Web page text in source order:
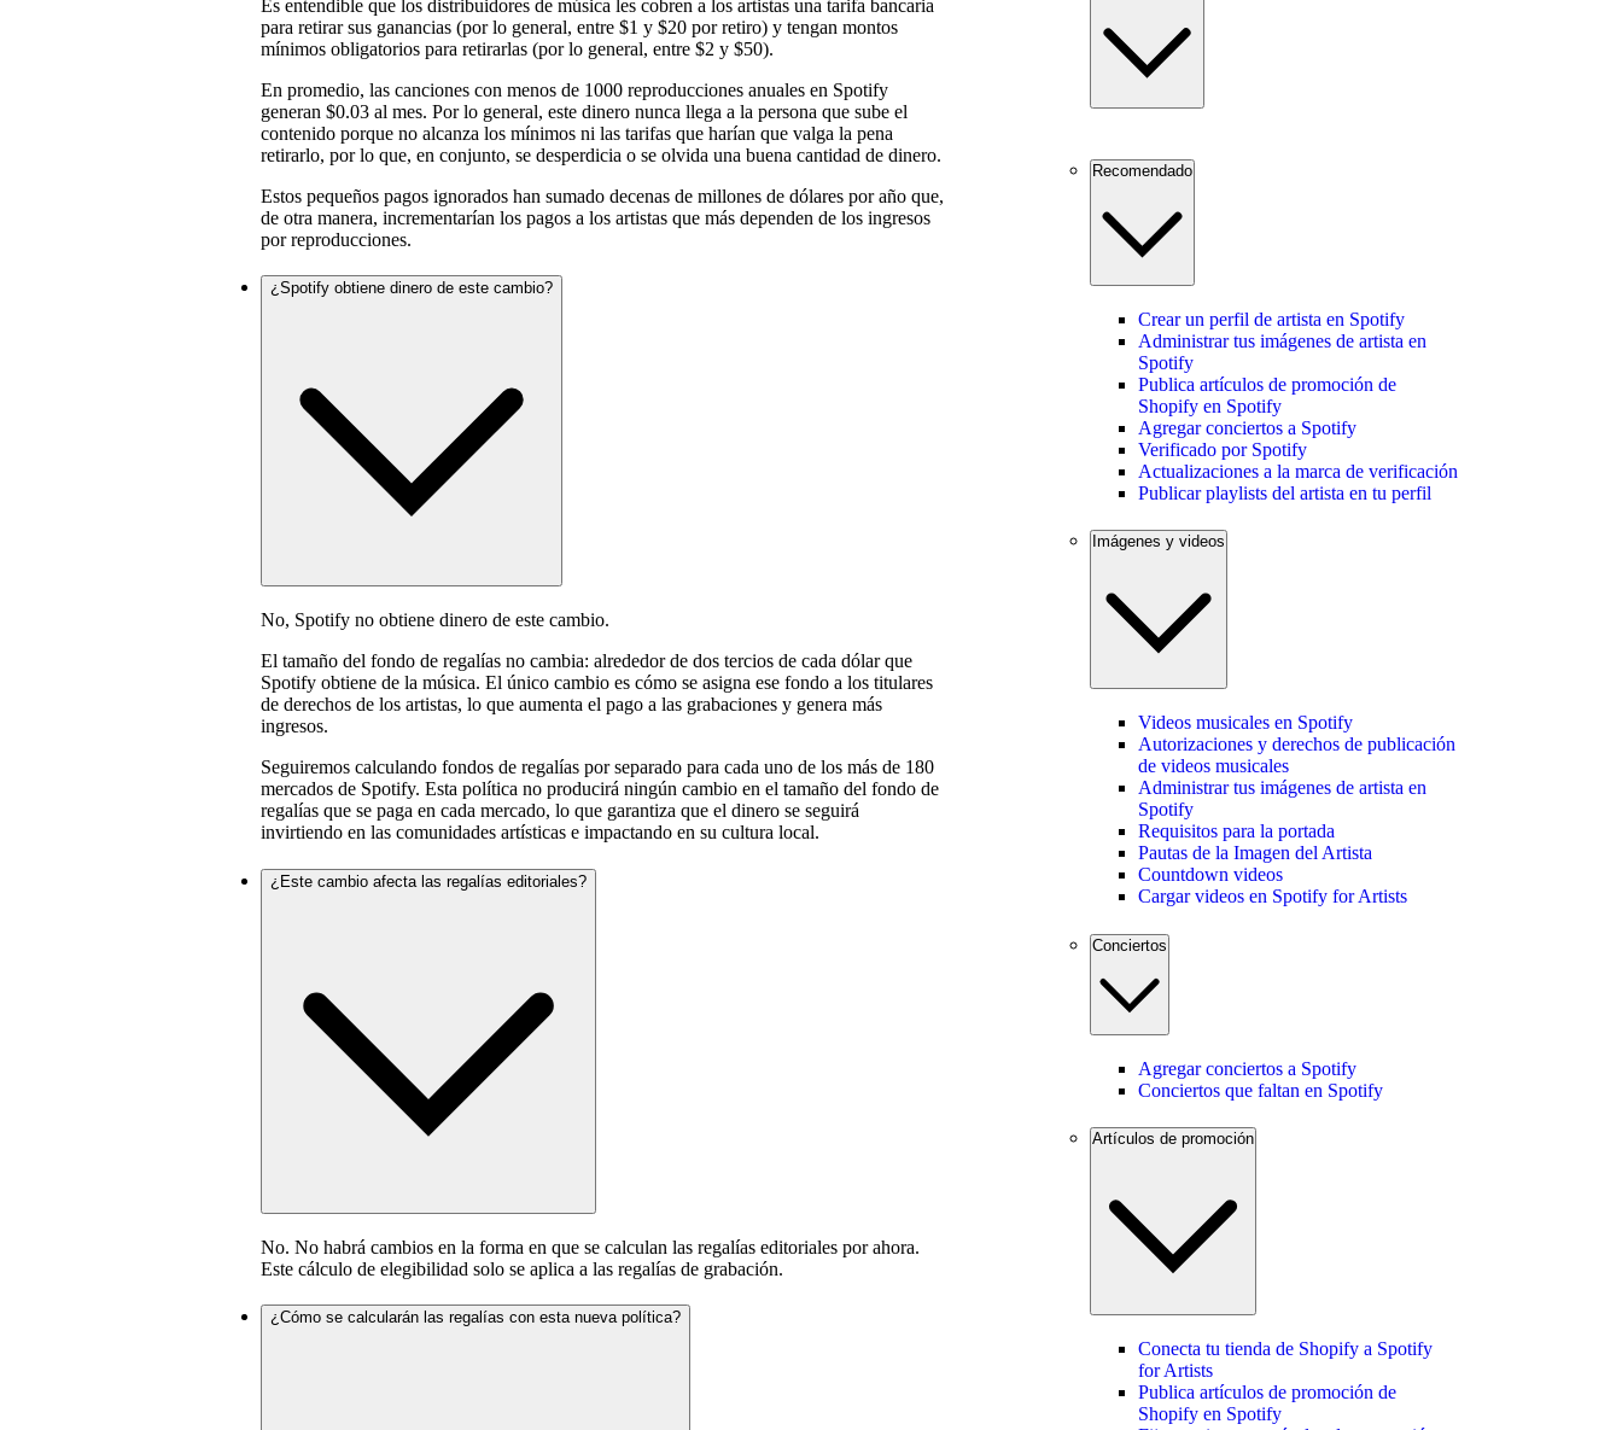
Es entendible que los distribuidores de música les cobren a los artistas una tarifa bancaria
para retirar sus ganancias (por lo general, entre $1 y $20 por retiro) y tengan montos
mínimos obligatorios para retirarlas (por lo general, entre $2 y $50).
En promedio, las canciones con menos de 1000 reproducciones anuales en Spotify
generan $0.03 al mes. Por lo general, este dinero nunca llega a la persona que sube el
contenido porque no alcanza los mínimos ni las tarifas que harían que valga la pena
retirarlo, por lo que, en conjunto, se desperdicia o se olvida una buena cantidad de dinero.
Estos pequeños pagos ignorados han sumado decenas de millones de dólares por año que,
de otra manera, incrementarían los pagos a los artistas que más dependen de los ingresos
por reproducciones.
¿Spotify obtiene dinero de este cambio?
No, Spotify no obtiene dinero de este cambio.
El tamaño del fondo de regalías no cambia: alrededor de dos tercios de cada dólar que
Spotify obtiene de la música. El único cambio es cómo se asigna ese fondo a los titulares
de derechos de los artistas, lo que aumenta el pago a las grabaciones y genera más
ingresos.
Seguiremos calculando fondos de regalías por separado para cada uno de los más de 180
mercados de Spotify. Esta política no producirá ningún cambio en el tamaño del fondo de
regalías que se paga en cada mercado, lo que garantiza que el dinero se seguirá
invirtiendo en las comunidades artísticas e impactando en su cultura local.
¿Este cambio afecta las regalías editoriales?
No. No habrá cambios en la forma en que se calculan las regalías editoriales por ahora.
Este cálculo de elegibilidad solo se aplica a las regalías de grabación.
¿Cómo se calcularán las regalías con esta nueva política?
Recomendado
Crear un perfil de artista en Spotify
Administrar tus imágenes de artista en
Spotify
Publica artículos de promoción de
Shopify en Spotify
Agregar conciertos a Spotify
Verificado por Spotify
Actualizaciones a la marca de verificación
Publicar playlists del artista en tu perfil
Imágenes y videos
Videos musicales en Spotify
Autorizaciones y derechos de publicación
de videos musicales
Administrar tus imágenes de artista en
Spotify
Requisitos para la portada
Pautas de la Imagen del Artista
Countdown videos
Cargar videos en Spotify for Artists
Conciertos
Agregar conciertos a Spotify
Conciertos que faltan en Spotify
Artículos de promoción
Conecta tu tienda de Shopify a Spotify
for Artists
Publica artículos de promoción de
Shopify en Spotify